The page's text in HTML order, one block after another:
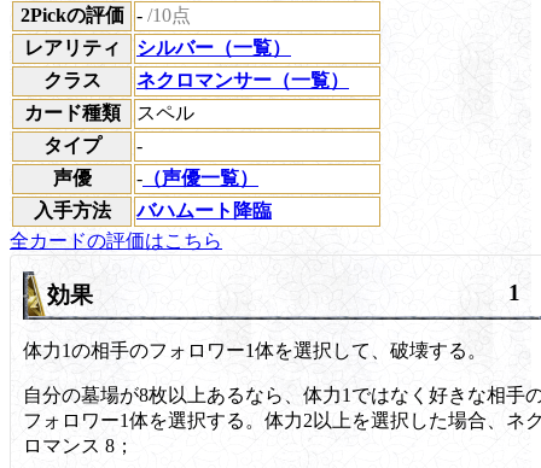
2Pickの評価 - /10点
レアリティ
シルバー（一覧）
クラス
ネクロマンサー（一覧）
カード種類
スペル
タイプ
-
声優
- （声優一覧）
入手方法
バハムート降臨
全カードの評価はこちら
効果 1
体力1の相手のフォロワー1体を選択して、破壊する。
自分の墓場が8枚以上あるなら、体力1ではなく好きな相手
フォロワー1体を選択する。体力2以上を選択した場合、 ネ
ロマンス 8；